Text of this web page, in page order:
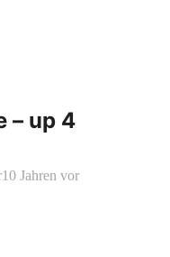
– up 4
10 Jahren vor